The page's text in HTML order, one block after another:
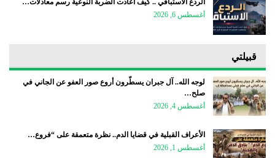
أغسطس 6, 2026
قبيلتي
لوجه الله.. آل جبران يسطّرون أروع صور العفو عن الجاني في
صلح…
أغسطس 4, 2026
الأعراف القبلية في قضايا الدم.. نظرة متعمقة على “فروع…
أغسطس 1, 2026